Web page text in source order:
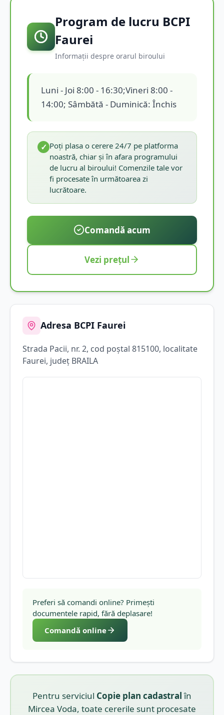
Program de lucru BCPI
Faurei
Informații despre orarul biroului
Luni - Joi 8:00 - 16:30;Vineri 8:00 -
14:00; Sâmbătă - Duminică: Închis
✓ Poți plasa o cerere 24/7 pe platforma
noastră, chiar și în afara programului
de lucru al biroului! Comenzile tale vor
fi procesate în următoarea zi
lucrătoare.
Comandă acum
Vezi prețul
Adresa BCPI Faurei
Strada Pacii, nr. 2, cod poștal 815100, localitate
Faurei, județ BRAILA
Preferi să comandi online? Primești
documentele rapid, fără deplasare!
Comandă online
Pentru serviciul Copie plan cadastralîn
Mircea Voda, toate cererile sunt procesate